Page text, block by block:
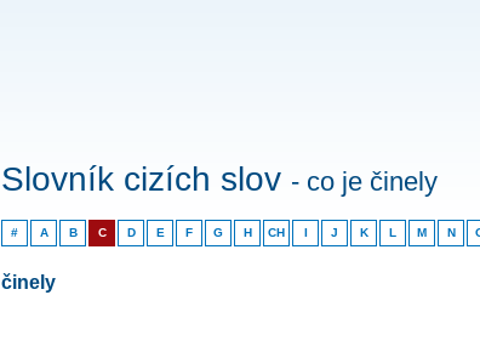
Slovník cizích slov - co je činely
# A B C D E F G H CH I J K L M N
činely